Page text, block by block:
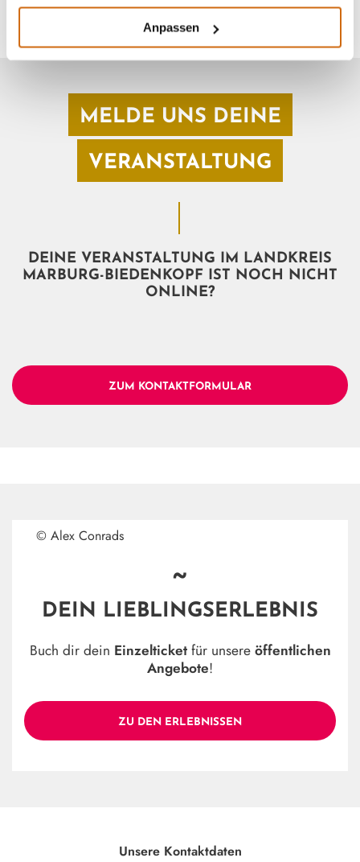
Anpassen
MELDE UNS DEINE
VERANSTALTUNG
DEINE VERANSTALTUNG IM LANDKREIS
MARBURG-BIEDENKOPF IST NOCH NICHT
ONLINE?
ZUM KONTAKTFORMULAR
© Alex Conrads
~
DEIN LIEBLINGSERLEBNIS
Buch dir dein Einzelticketfür unsereöffentlichen
Angebote!
ZU DEN ERLEBNISSEN
Unsere Kontaktdaten